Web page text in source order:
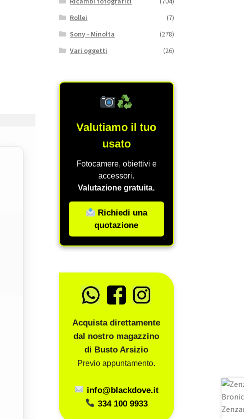
Rollei
(7)
Sony - Minolta
(278)
Vari oggetti
(26)
Valutiamo il tuo
usato
Fotocamere, obiettivi e
accessori.
Valutazione gratuita.
Richiedi una
quotazione
Acquista direttamente
dal nostro magazzino
di Busto Arsizio
Previo appuntamento.
info@blackdove.it
334 100 9933